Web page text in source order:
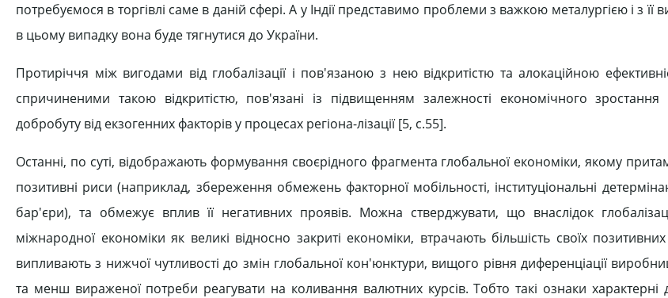
потребуємося в торгівлі саме в даній сфері. А у Індії представимо проблеми з важкою металургією і з
в цьому випадку вона буде тягнутися до України.
Протиріччя між вигодами від глобалізації і пов'язаною з нею відкритістю та алокаційною
спричиненими такою відкритістю, пов'язані із підвищенням залежності економічного зростання
добробуту від екзогенних факторів у процесах регіона-лізації [5, с.55].
Останні, по суті, відображають формування своєрідного фрагмента глобальної економіки, якому
позитивні риси (наприклад, збереження обмежень факторної мобільності, інституціональні
бар'єри), та обмежує вплив її негативних проявів. Можна стверджувати, що внаслідок
міжнародної економіки як великі відносно закриті економіки, втрачають більшість своїх
випливають з нижчої чутливості до змін глобальної кон'юнктури, вищого рівня диференціації
та менш вираженої потреби реагувати на коливання валютних курсів. Тобто такі ознаки характерні